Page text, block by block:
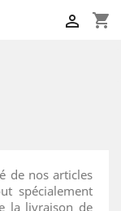
shopping_cart

de nos articles
spécialement
la livraison de